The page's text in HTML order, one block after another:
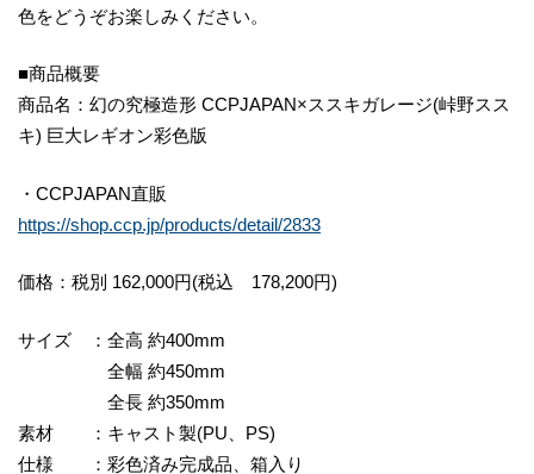
色をどうぞお楽しみください。
■商品概要
商品名：幻の究極造形 CCPJAPAN×ススキガレージ(峠野スス
キ) 巨大レギオン彩色版
・CCPJAPAN直販
https://shop.ccp.jp/products/detail/2833
価格：税別 162,000円(税込 178,200円)
サイズ ：全高 約400mm
全幅 約450mm
全長 約350mm
素材 ：キャスト製(PU、PS)
仕様 ：彩色済み完成品、箱入り